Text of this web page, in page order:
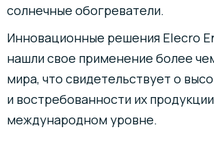
солнечные обогреватели.
Инновационные решения Elecro
нашли свое применение более
мира, что свидетельствует о
и востребованности их
международном уровне.